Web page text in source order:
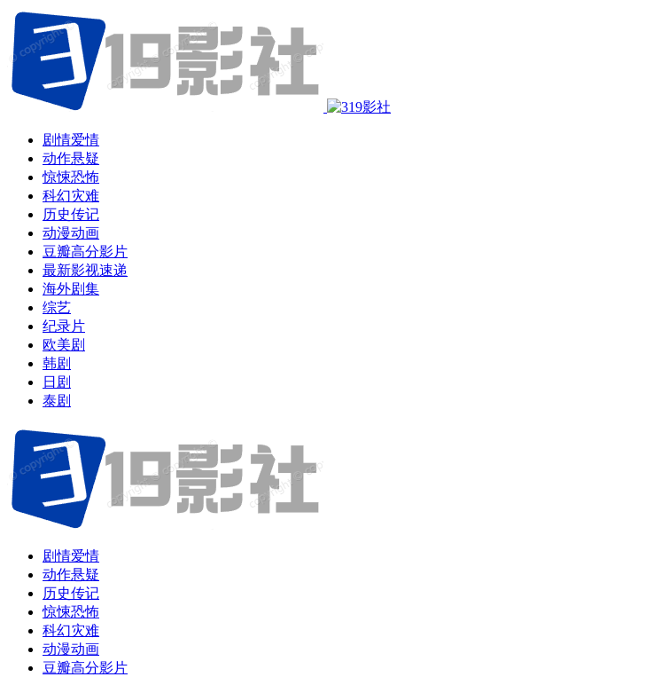
剧情爱情
动作悬疑
惊悚恐怖
科幻灾难
历史传记
动漫动画
豆瓣高分影片
最新影视速递
海外剧集
综艺
纪录片
欧美剧
韩剧
日剧
泰剧
剧情爱情
动作悬疑
历史传记
惊悚恐怖
科幻灾难
动漫动画
豆瓣高分影片